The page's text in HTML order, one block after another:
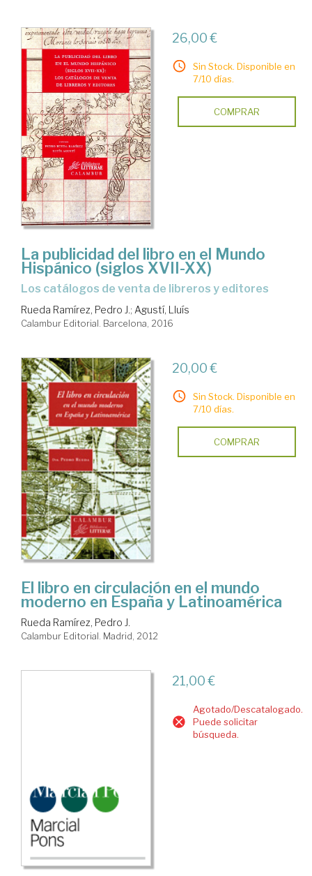
26,00 €
Sin Stock. Disponible en
7/10 días.
COMPRAR
La publicidad del libro en el Mundo
Hispánico (siglos XVII-XX)
los catálogos de venta de libreros y editores
Rueda Ramírez, Pedro J.; Agustí, Lluís
Calambur Editorial. Barcelona, 2016
20,00 €
Sin Stock. Disponible en
7/10 días.
COMPRAR
El libro en circulación en el mundo
moderno en España y Latinoamérica
Rueda Ramírez, Pedro J.
Calambur Editorial. Madrid, 2012
21,00 €
Agotado/Descatalogado.
Puede solicitar
búsqueda.